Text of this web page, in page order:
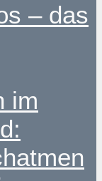
– das
im